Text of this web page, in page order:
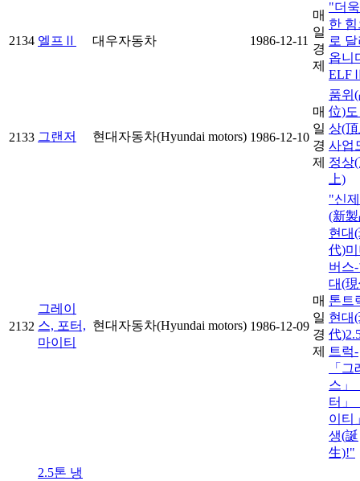
2134 엘프Ⅱ 대우자동차 1986-12-11
매
일
경
제
"더
한
로
옵니
2133 그랜저 현대자동차(Hyundai motors) 1986-12-10
매
일
경
제
품위
位)
상(
사업
정상
上)
2132
그레이
스, 포터,
마이티
현대자동차(Hyundai motors) 1986-12-09
매
일
경
제
"신
(新
현대
代)
버스
대(
톤트
현대
代
트럭-
「
스」
터」
이티
생(誕
生)!"
2.5톤 냉